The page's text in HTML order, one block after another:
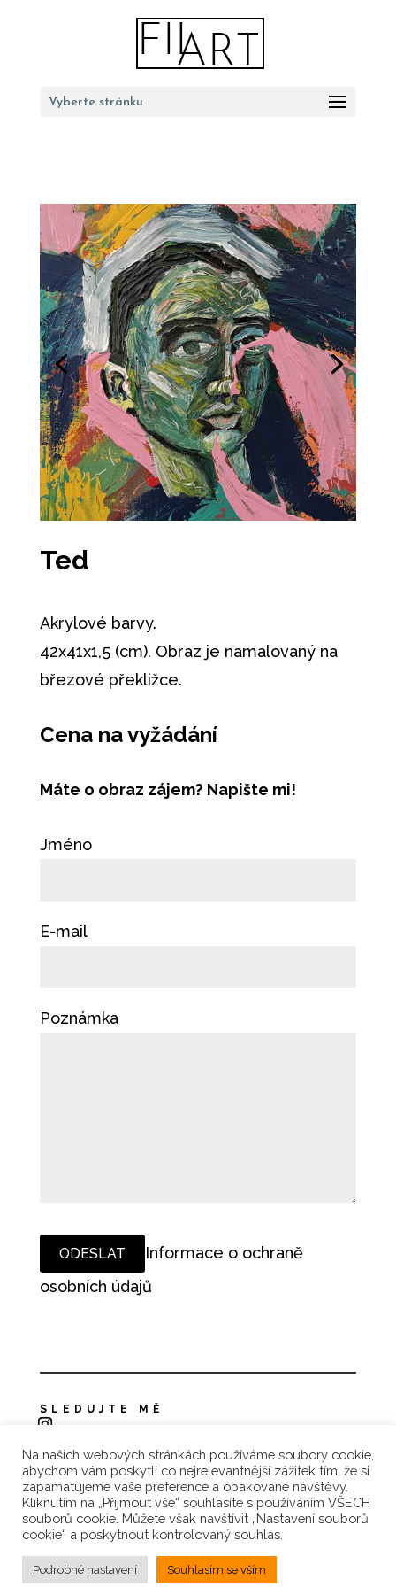
Vyberte stránku
Ted
Akrylové barvy.
42x41x1,5 (cm). Obraz je namalovaný na
březové překližce.
Cena na vyžádání
Máte o obraz zájem? Napište mi!
Jméno
E-mail
Poznámka
Informace o ochraně
osobních údajů
SLEDUJTE MĚ
Zásady ochrany osobních údajů
Reklamace a vrácení zboží
Obchodní podmínky
Na našich webových stránkách používáme soubory cookie,
abychom vám poskytli co nejrelevantnější zážitek tím, že si
zapamatujeme vaše preference a opakované návštěvy.
Kliknutím na „Přijmout vše“ souhlasíte s používáním VŠECH
souborů cookie. Můžete však navštívit „Nastavení souborů
cookie“ a poskytnout kontrolovaný souhlas.
Podrobné nastavení Souhlasím se vším